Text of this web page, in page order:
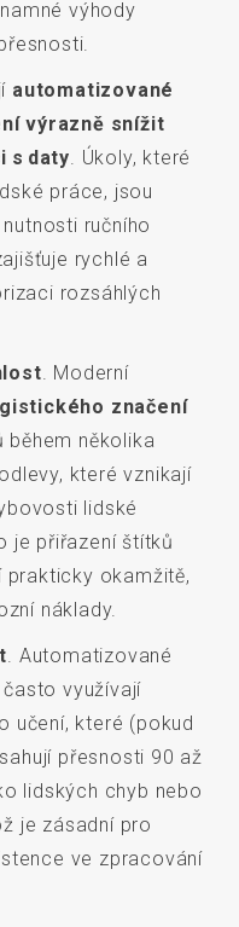
výhody
automatizované
výrazně snížit
s daty. Úkoly, které
práce, jsou
ručního
rychlé a
rozsáhlých
. Moderní
značení
několika
které vznikají
lidské
je přiřazení štítků
okamžitě,
náklady.
. Automatizované
využívají
učení, které (pokud
přesnosti 90 až
lidských chyb nebo
je zásadní pro
ve zpracování